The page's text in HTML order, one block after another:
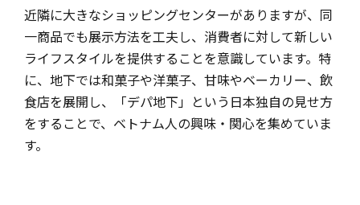
近隣に大きなショッピングセンターがありますが、同
一商品でも展示方法を工夫し、消費者に対して新しい
ライフスタイルを提供することを意識しています。特
に、地下では和菓子や洋菓子、甘味やベーカリー、飲
食店を展開し、「デパ地下」という日本独自の見せ方
をすることで、ベトナム人の興味・関心を集めていま
す。